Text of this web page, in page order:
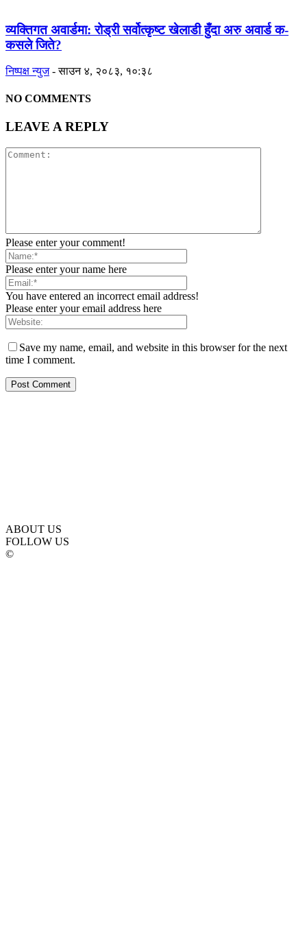
व्यक्तिगत अवार्डमा: रोड्री सर्वोत्कृष्ट खेलाडी हुँदा अरु अवार्ड क-
कसले जिते?
निष्पक्ष न्युज - साउन ४, २०८३, १०:३८
NO COMMENTS
LEAVE A REPLY
Please enter your comment!
Please enter your name here
You have entered an incorrect email address!
Please enter your email address here
Save my name, email, and website in this browser for the next
time I comment.
ABOUT US
FOLLOW US
©